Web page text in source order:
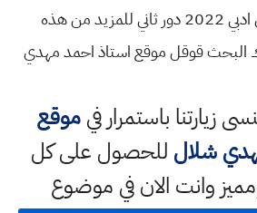
حل اسئلة عربي سادس ادبي 2022 دور ثاني للمزيد من هذه
البحث قوقل موقع استاذ احمد مهدي
زيارتنا باستمرار فيموقع
شلال للحصول على كل
وانت الان في موضوع